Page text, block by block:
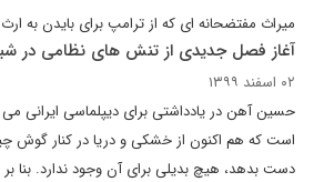
میراث مفتضحانه ای که از ترامپ برای بایدن به
آغاز فصل جدیدی از تنش های نظامی در
۰۲ اسفند ۱۳۹۹
حسین آهن در یادداشتی برای دیپلماسی ایرانی
است که هم اکنون از خشکی و دریا در کنار گوش
دست بدهد، هیچ بدیلی برای آن وجود ندارد. بنا